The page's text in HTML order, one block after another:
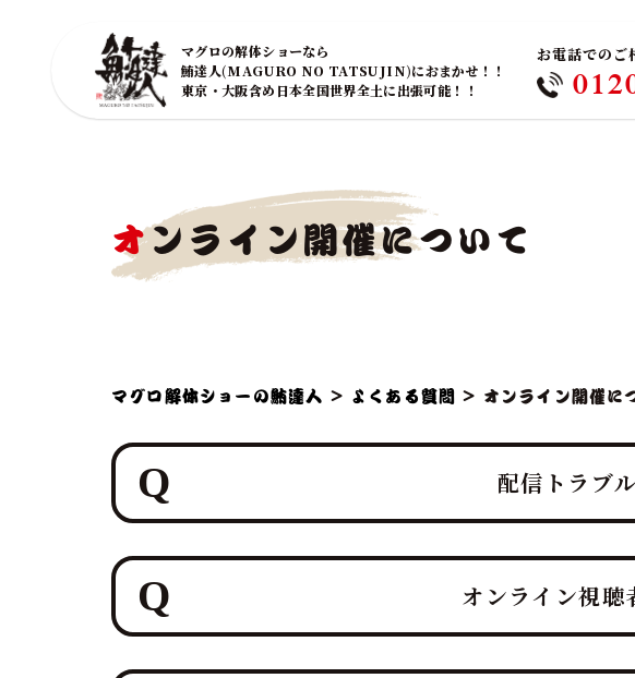
マグロの解体ショーなら
鮪達人(MAGURO NO TATSUJIN)におまかせ！！
東京・大阪含め日本全国世界全土に出張可能！！
お電話でのご
オンライン開催について
マグロ解体ショーの鮪達人 > よくある質問 > オンライン開催に
配信トラブ
はい、オンラインマグロ解体ショーでは、ライブ視
融合させたホテルレベルのおもてなしを提供します。
試食セットと連動した演出により、参加者は最高の
す。
オンライン視聴
はい、もちろん可能です！ オンラインマグロ解体シ